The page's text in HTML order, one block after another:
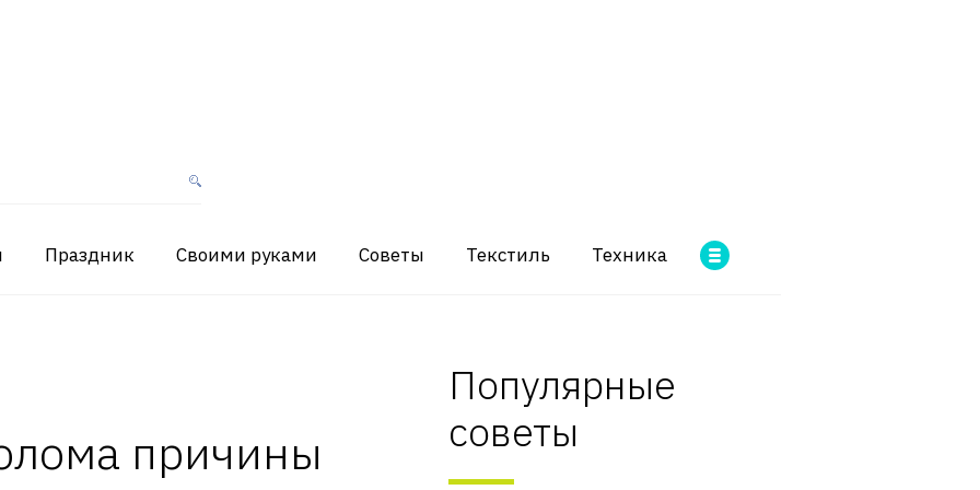
Праздник Своими руками Советы Текстиль Техника
причины
Популярные
советы